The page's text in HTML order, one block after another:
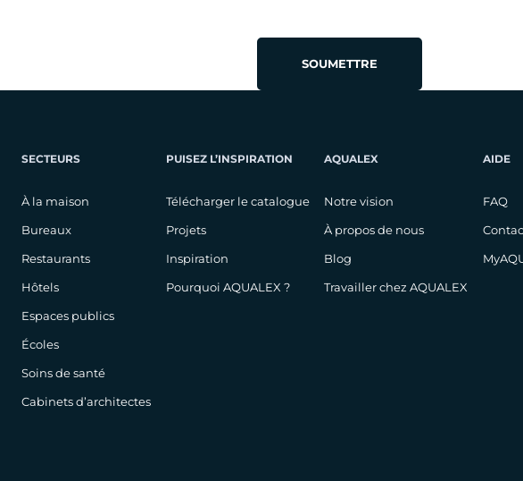
SECTEURS
À la maison
Bureaux
Restaurants
Hôtels
Espaces publics
Écoles
Soins de santé
Cabinets d’architectes
PUISEZ L’INSPIRATION
Télécharger le catalogue
Projets
Inspiration
Pourquoi AQUALEX ?
AQUALEX
Notre vision
À propos de nous
Blog
Travailler chez AQUALEX
AIDE
FAQ